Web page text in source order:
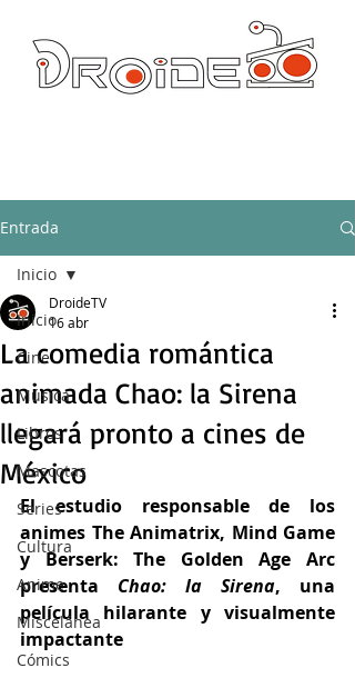
Entrada
Inicio
Cine
Música
Libros
Mascotas
Series
Cultura
Anime
Miscelánea
Cómics
Inicio
La comedia romántica
animada Chao: la Sirena
llegará pronto a cines de
México
DroideTV
16 abr
El estudio responsable de los
animes The Animatrix, Mind Game
y Berserk: The Golden Age Arc
presenta Chao: la Sirena, una
película hilarante y visualmente
impactante